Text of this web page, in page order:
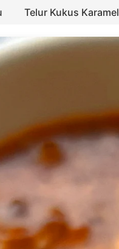
Telur Kukus Karamel